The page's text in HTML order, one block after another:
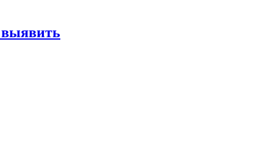
выявить